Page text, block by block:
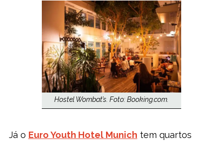
Hostel Wombat’s. Foto: Booking.com.
Já o Euro Youth Hotel Munich tem quartos